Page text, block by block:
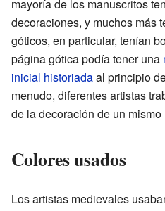
mayoría de los manuscritos
decoraciones, y muchos más
góticos, en particular, tenían
página gótica podía tener una
inicial historiadaal principio
menudo, diferentes artistas
de la decoración de un mismo
Colores usados
Los artistas medievales